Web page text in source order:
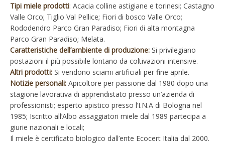
Tipi miele prodotti: Acacia colline astigiane e torinesi; Castagno
Valle Orco; Tiglio Val Pellice; Fiori di bosco Valle Orco;
Rododendro Parco Gran Paradiso; Fiori di alta montagna
Parco Gran Paradiso; Melata.
Caratteristiche dell’ambiente di produzione: Si privilegiano
postazioni il più possibile lontano da coltivazioni intensive.
Altri prodotti: Si vendono sciami artificiali per fine aprile.
Notizie personali: Apicoltore per passione dal 1980 dopo una
stagione lavorativa di apprendistato presso un’azienda di
professionisti; esperto apistico presso l’I.N.A di Bologna nel
1985; Iscritto all’Albo assaggiatori miele dal 1989 partecipa a
giurie nazionali e locali;
Il miele è certificato biologico dall’ente Ecocert Italia dal 2000.